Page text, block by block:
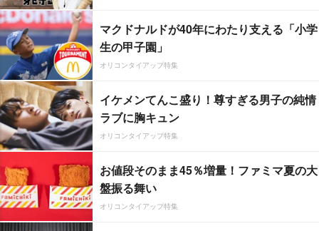
マクドナルドが40年にわたり支える「小学
生の甲子園」
オリコンタイアップ特集
イケメンてんこ盛り！尊すぎる男子の純情
ラブに胸キュン
オリコンタイアップ特集
お値段そのまま45％増量！ファミマ夏の大
盤振る舞い
オリコンタイアップ特集